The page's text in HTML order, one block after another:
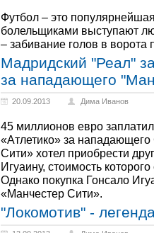
Футбол – это
болельщиками выступают
– забивание голов в ворота
Мадридский "Реал"
за нападающего
20.09.2013 Дима Иванов
45 миллионов евро
«Атлетико» за
Сити» хотел приобрести
Игуаину, стоимость
Однако покупка Гонсало
«Манчестер Сити».
"Локомотив" -